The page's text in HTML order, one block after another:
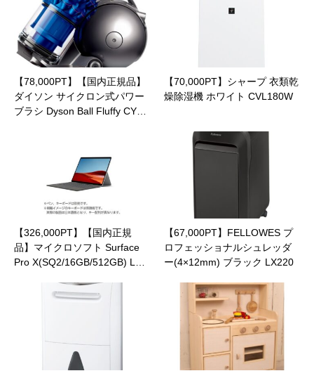
【78,000PT】【国内正規品】
ダイソン サイクロン式パワー
ブラシ Dyson Ball Fluffy CY…
【70,000PT】シャープ 衣類乾
燥除湿機 ホワイト CVL180W
【326,000PT】【国内正規
品】マイクロソフト Surface
Pro X(SQ2/16GB/512GB) L…
【67,000PT】FELLOWES プ
ロフェッショナルシュレッダ
ー(4×12mm) ブラック LX220